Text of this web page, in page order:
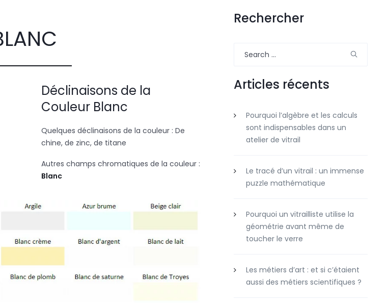
Déclinaisons de la
Couleur Blanc
Quelques déclinaisons de la couleur : De
chine, de zinc, de titane
Autres champs chromatiques de la couleur :
Blanc
Rechercher
Articles récents
Pourquoi l’algèbre et les calculs
sont indispensables dans un
atelier de vitrail
Le tracé d’un vitrail : un immense
puzzle mathématique
Pourquoi un vitrailliste utilise la
géométrie avant même de
toucher le verre
Les métiers d’art : et si c’étaient
aussi des métiers scientifiques ?